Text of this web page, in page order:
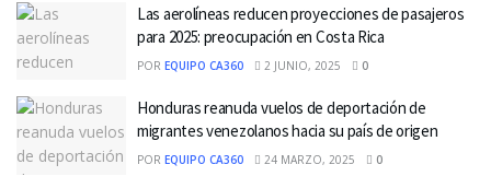
Las aerolíneas reducen proyecciones de pasajeros
para 2025: preocupación en Costa Rica
POR EQUIPO CA360 2 JUNIO, 2025 0
Honduras reanuda vuelos de deportación de
migrantes venezolanos hacia su país de origen
POR EQUIPO CA360 24 MARZO, 2025 0